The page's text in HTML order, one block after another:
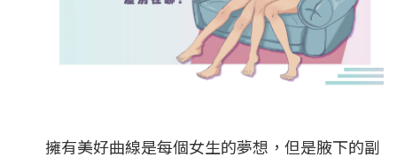
擁有美好曲線是每個女生的夢想，但是腋下的副